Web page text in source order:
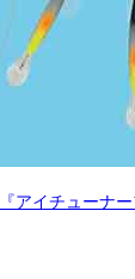
『アイチューナ